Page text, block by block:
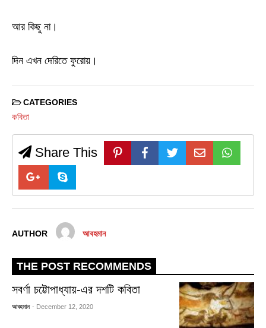
আর কিছু না।
দিন এখন দেরিতে ফুরোয়।
CATEGORIES
কবিতা
Share This
AUTHOR আবহমান
THE POST RECOMMENDS
সবর্ণা চট্টোপাধ্যায়-এর দশটি কবিতা
আবহমান - December 12, 2020